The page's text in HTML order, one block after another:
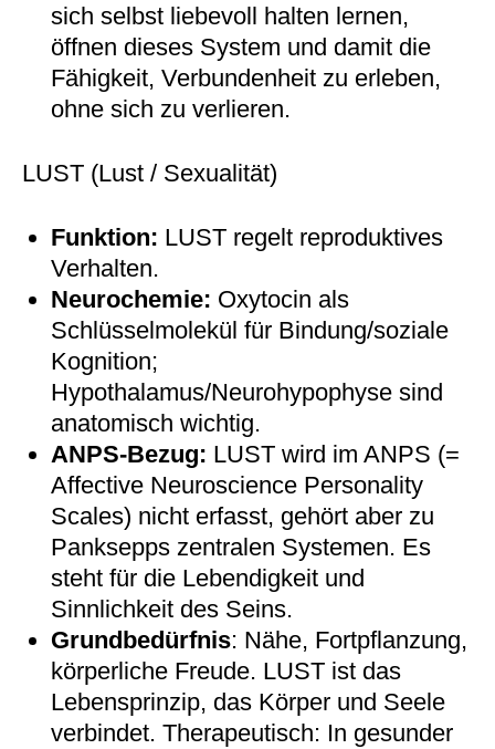
sich selbst liebevoll halten lernen,
öffnen dieses System und damit die
Fähigkeit, Verbundenheit zu erleben,
ohne sich zu verlieren.
LUST (Lust / Sexualität)
Funktion: LUST regelt reproduktives
Verhalten.
Neurochemie: Oxytocin als
Schlüsselmolekül für Bindung/soziale
Kognition;
Hypothalamus/Neurohypophyse sind
anatomisch wichtig.
ANPS-Bezug: LUST wird im ANPS (=
Affective Neuroscience Personality
Scales) nicht erfasst, gehört aber zu
Panksepps zentralen Systemen. Es
steht für die Lebendigkeit und
Sinnlichkeit des Seins.
Grundbedürfnis: Nähe, Fortpflanzung,
körperliche Freude. LUST ist das
Lebensprinzip, das Körper und Seele
verbindet. Therapeutisch: In gesunder